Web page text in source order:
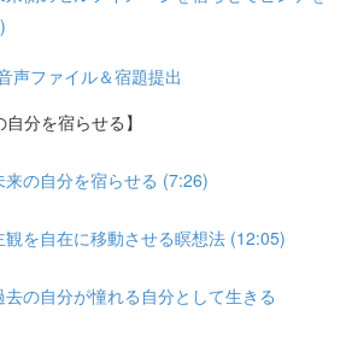
ファイル＆宿題提出
分を宿らせる】
の自分を宿らせる (7:26)
を自在に移動させる瞑想法 (12:05)
の自分が憧れる自分として生きる